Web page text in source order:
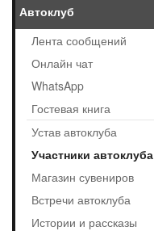
Автоклуб
Лента сообщений
Онлайн чат
WhatsApp
Гостевая книга
Устав автоклуба
Участники автоклуба
Магазин сувениров
Встречи автоклуба
Истории и рассказы